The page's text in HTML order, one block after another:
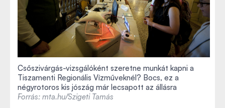
Csőszivárgás-vizsgálóként szeretne munkát kapni a
Tiszamenti Regionális Vízműveknél? Bocs, ez a
négyrotoros kis jószág már lecsapott az állásra
Forrás: mta.hu/Szigeti Tamás